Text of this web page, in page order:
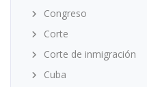
Congreso
Corte
Corte de inmigración
Cuba